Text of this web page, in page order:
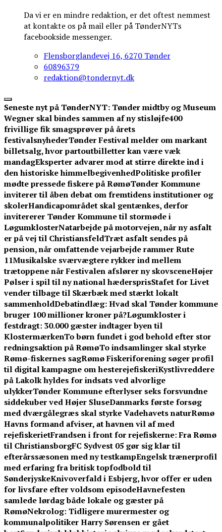
Da vi er en mindre redaktion, er det oftest nemmest
at kontakte os på mail eller på TønderNYTs
facebookside messenger.
Flensborglandevej 16, 6270 Tønder
60896379
redaktion@tondernyt.dk
Seneste nyt på TønderNYT: Tønder midtby og Museum
Wegner skal bindes sammen af ny stisløjfe400
frivillige fik smagsprøver på årets
festivalsnyhederTønder Festival melder om markant
billetsalg, hvor partoutbilletter kan være væk
mandagEksperter advarer mod at stirre direkte ind i
den historiske himmelbegivenhedPolitiske profiler
mødte pressede fiskere på RømøTønder Kommune
inviterer til åben debat om fremtidens institutioner og
skolerHandicapområdet skal gentænkes, derfor
invitererer Tønder Kommune til stormøde i
LøgumklosterNatarbejde på motorvejen, når ny asfalt
er på vej til ChristiansfeldTræt asfalt sendes på
pension, når omfattende vejarbejde rammer Rute
11Musikalske sværvægtere rykker ind mellem
trætoppene når Festivalen afslører ny skovsceneHøjer
Pølser i spil til ny national hædersprisStafet for Livet
vender tilbage til Skærbæk med stærkt lokalt
sammenholdDebatindlæg: Hvad skal Tønder kommune
bruger 100 millioner kroner på?Løgumkloster i
festdragt: 30.000 gæster indtager byen til
KlostermærkenTo børn fundet i god behold efter stor
redningsaktion på RømøTo indsamlinger skal styrke
Rømø-fiskernes sagRømø Fiskeriforening søger profil
til digital kampagne om hesterejefiskeriKystlivreddere
på Lakolk hyldes for indsats ved alvorlige
ulykkerTønder Kommune efterlyser seks forsvundne
siddekuber ved Højer SluseDanmarks første forsøg
med dværgålegræs skal styrke Vadehavets naturRømø
Havns formand afviser, at havnen vil af med
rejefiskerietFrandsen i front for rejefiskerne: Fra Rømø
til ChristiansborgFC Sydvest 05 gør sig klar til
efterårssæsonen med ny testkampEngelsk trænerprofil
med erfaring fra britisk topfodbold til
SønderjyskeKnivoverfald i Esbjerg, hvor offer er uden
for livsfare efter voldsom episodeHavnefesten
samlede lørdag både lokale og gæster på
RømøNekrolog: Tidligere murermester og
kommunalpolitiker Harry Sørensen er gået